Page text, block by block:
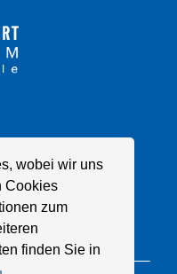
wobei wir uns
Cookies
zum
finden Sie in